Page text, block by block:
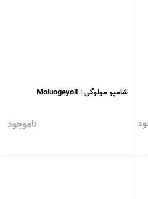
شامپو مولوگی | Moluogeyoil
ناموجود